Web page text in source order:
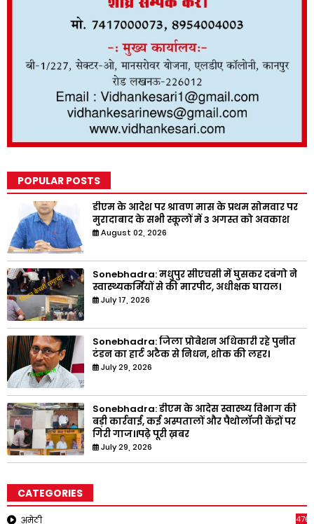
POPULAR POSTS
डीएम के आदेश पर श्रावण मास के प्रथम सोमवार पर
मुरादाबाद के सभी स्कूलों में 3 अगस्त को अवकाश
August 02, 2026
Sonebhadra: मधुपुर सीएचसी में घुसकर दबंगो ने
स्वास्थ्यकर्मियों से की मारपीट, अधीक्षक घायल।
July 17, 2026
Sonebhadra: जिला प्रोबेशन अधिकारी रहे पुनीत
टंडन का हार्ट अटैक से निधन, शोक की लहर।
July 29, 2026
Sonebhadra: डीएम के आदेस स्वास्थ्य विभाग की
बड़ी कार्रवाई, कई अस्पतालों और पैथोलॉजी केंद्रों पर
गिरी गाज।।पढ़े पूरी ख़बर
July 29, 2026
CATEGORIES
अमेठी